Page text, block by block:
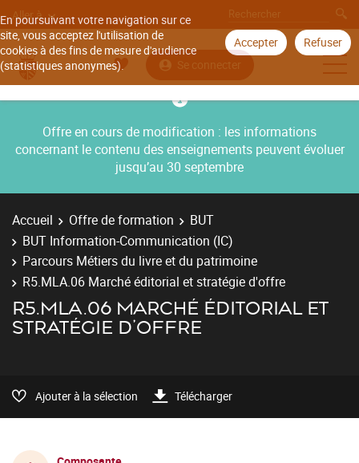
En poursuivant votre navigation sur ce
site, vous acceptez l'utilisation de
cookies à des fins de mesure d'audience
(statistiques anonymes).
Accepter Refuser
Aller à
Se connecter
Offre en cours de modification : les informations
concernant le contenu des enseignements peuvent évoluer
jusqu’au 30 septembre
Accueil Offre de formation
BUT
BUT Information-Communication (IC)
Parcours Métiers du livre et du patrimoine
R5.MLA.06 Marché éditorial et stratégie d'offre
R5.MLA.06 MARCHÉ ÉDITORIAL ET
STRATÉGIE D'OFFRE
Ajouter à la sélection Télécharger